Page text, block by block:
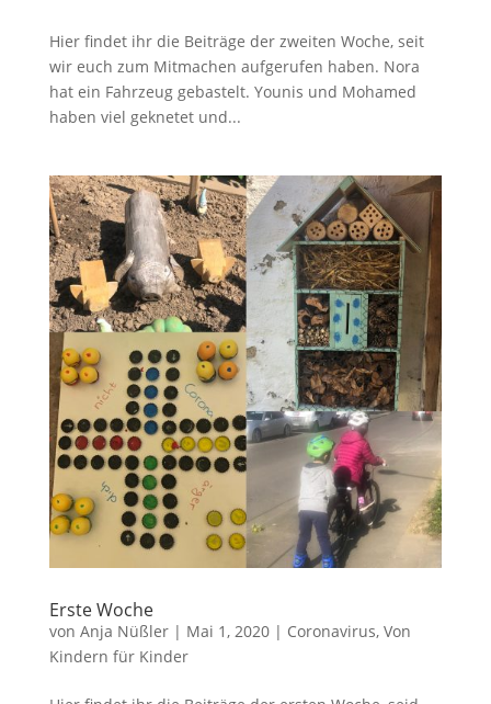
Hier findet ihr die Beiträge der zweiten Woche, seit
wir euch zum Mitmachen aufgerufen haben. Nora
hat ein Fahrzeug gebastelt. Younis und Mohamed
haben viel geknetet und...
Erste Woche
von Anja Nüßler| Mai 1, 2020| Coronavirus, Von
Kindern für Kinder